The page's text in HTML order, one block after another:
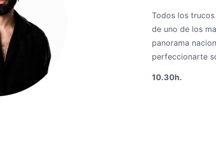
Todos los
de uno de los
panorama
perfeccionarte
10.30h.